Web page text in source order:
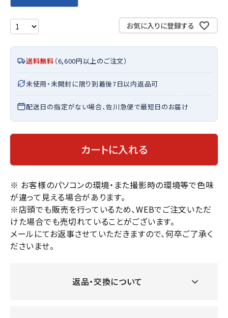
お気に入りに登録する
送料無料 （6,600円以上のご注文）
未使用・未開封に限り到着後7日以内返品可
配送日の指定がない場合、佐川急便で最短日のお届け
カートに入れる
※ お客様のパソコンの環境・また撮影時の環境等で色味
が違って見える場合があります。
※店頭でも販売を行っているため、WEBでご注文いただ
けた場合でも売切れていることがございます。
メールにてお返事させていただきますので、何卒ご了承く
ださいませ。
返品・交換について